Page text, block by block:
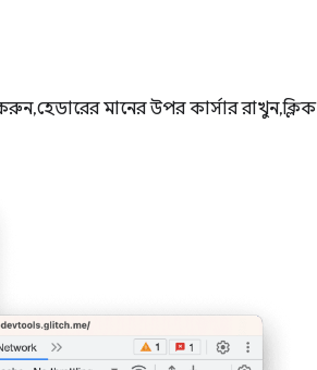
হেডারের মানের উপর কার্সার রাখুন, ক্লিক